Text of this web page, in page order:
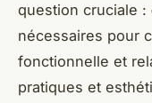
question cruciale :
nécessaires pour
fonctionnelle et
pratiques et